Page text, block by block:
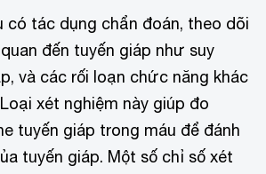
có tác dụng chẩn đoán, theo dõi
đến tuyến giáp như suy
và các rối loạn chức năng khác
xét nghiệm này giúp đo
tuyến giáp trong máu để đánh
tuyến giáp. Một số chỉ số xét